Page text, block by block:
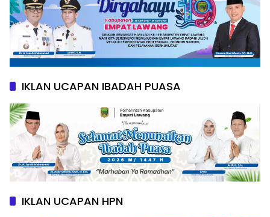
IKLAN UCAPAN IBADAH PUASA
IKLAN UCAPAN HPN